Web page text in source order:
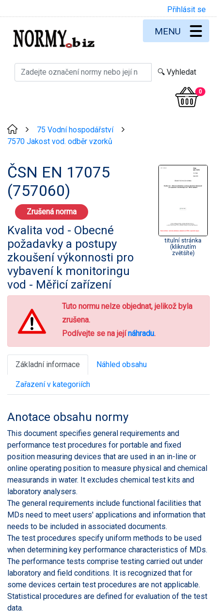
Přihlásit se
0
MENU
75 Vodní hospodářství
7570 Jakost vod. odběr vzorků
ČSN EN 17075
(757060)
Zrušená norma
Kvalita vod - Obecné
požadavky a postupy
zkoušení výkonnosti pro
vybavení k monitoringu
vod - Měřicí zařízení
titulní stránka
(kliknutím
zvětšíte)
Tuto normu nelze objednat, jelikož byla
zrušena.
Podívejte se na jejínáhradu.
Základní informace Náhled obsahu
Zařazení v kategoriích
Anotace obsahu normy
This document specifies general requirements and
performance test procedures for portable and fixed
position measuring devices that are used in an in-line or
online operating position to measure physical and chemical
measurands in water. It excludes chemical test kits and
laboratory analysers.
The general requirements include functional facilities that
MDs need to meet users' applications and information that
needs to be included in associated documents.
The test procedures specify uniform methods to be used
when determining key performance characteristics of MDs.
The performance tests comprise testing carried out under
laboratory and field conditions. It is recognized that for
some devices certain test procedures are not applicable.
Statistical procedures are defined for evaluation of the test
data.